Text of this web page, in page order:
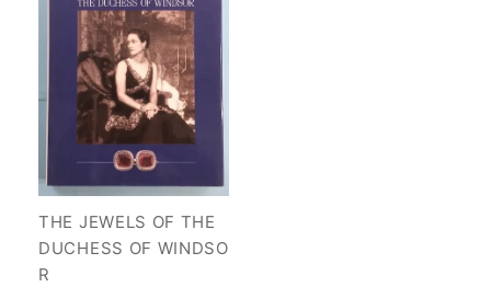
THE JEWELS OF THE
DUCHESS OF WINDSO
R